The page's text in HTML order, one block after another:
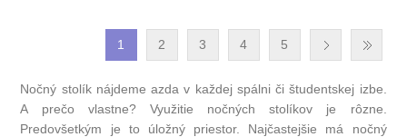
1 2 3 4 5
Nočný stolík nájdeme azda v každej spálni či študentskej izbe.
A prečo vlastne? Využitie nočných stolíkov je rôzne.
Predovšetkým je to úložný priestor. Najčastejšie má nočný